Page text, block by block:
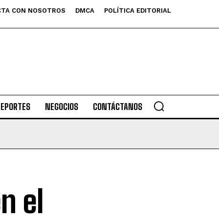
CON NOSOTROS DMCA POLÍTICA EDITORIAL
NEGOCIOS CONTÁCTANOS
el